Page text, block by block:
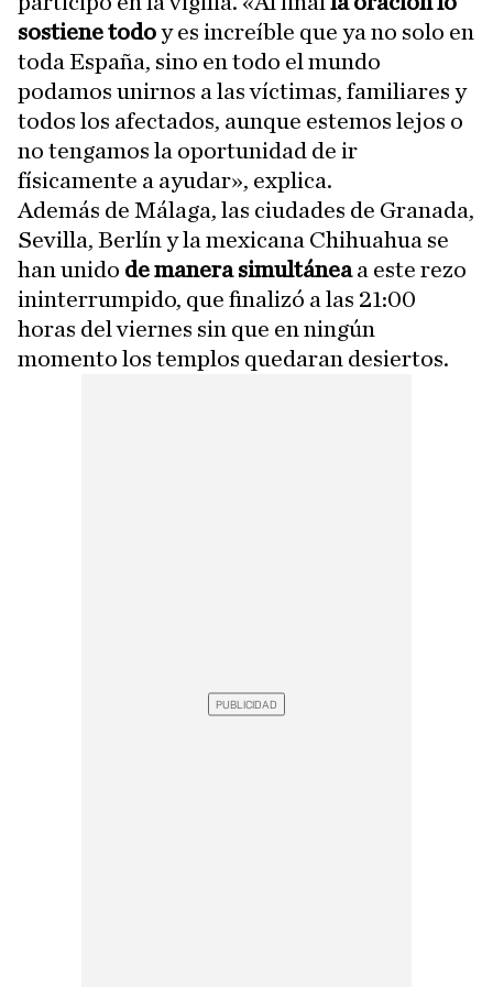
sostiene todoy es increíble que ya no solo en
toda España, sino en todo el mundo
podamos unirnos a las víctimas, familiares y
todos los afectados, aunque estemos lejos o
no tengamos la oportunidad de ir
físicamente a ayudar», explica.
Además de Málaga, las ciudades de Granada,
Sevilla, Berlín y la mexicana Chihuahua se
han unido de manera simultáneaa este rezo
ininterrumpido, que finalizó a las 21:00
horas del viernes sin que en ningún
momento los templos quedaran desiertos.